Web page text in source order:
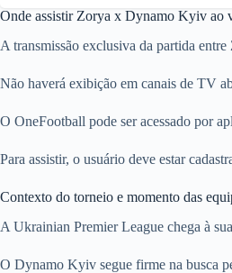
Onde assistir Zorya x Dynamo Kyiv ao
A transmissão exclusiva da partida
Não haverá exibição em canais de TV
O OneFootball pode ser acessado por
Para assistir, o usuário deve estar
Contexto do torneio e momento das
A Ukrainian Premier League chega à
O Dynamo Kyiv segue firme na busca